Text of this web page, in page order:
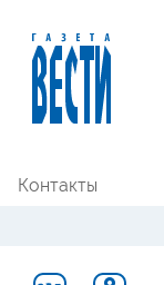
Контакты